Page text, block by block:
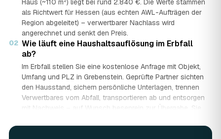
Haus (~110 m²) liegt bei rund 2.840 €. Die Werte stammen
als Richtwert für Hessen (aus echten AWL-Aufträgen der
Region abgeleitet) – verwertbarer Nachlass wird
angerechnet und senkt den Preis.
02 Wie läuft eine Haushaltsauflösung im Erbfall
ab?
Im Erbfall stellen Sie eine kostenlose Anfrage mit Objekt,
Umfang und PLZ in Grebenstein. Geprüfte Partner sichten
den Hausstand, sichern persönliche Unterlagen, trennen
Verwertbares vom Abfall, transportieren ab und entsorgen
mit Nachweis – auf Wunsch besenrein zur Übergabe. Sie
Ruhe, gerade wenn mehrere Erben beteiligt sind.